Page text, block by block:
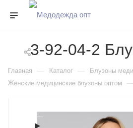
3-92-04-2
Главная — Каталог — Блузоны
Женские медицинские блузоны оптом